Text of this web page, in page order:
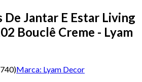
De Jantar E Estar Living
Bouclê Creme - Lyam
)Marca: Lyam Decor